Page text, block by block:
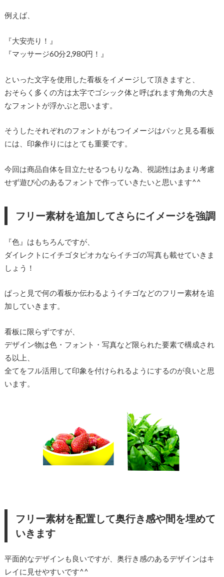
例えば、
『大安売り！』
『マッサージ60分2,980円！』
といった文字を使用した看板をイメージして頂きますと、
おそらく多くの方は太字でゴシック体と呼ばれます角角の大き
なフォントが浮かぶと思います。
そうしたそれぞれのフォントがもつイメージはパッと見る看板
には、印象作りにはとても重要です。
今回は商品自体を目立たせるつもりな為、視認性はあまり考慮
せず遊び心のあるフォントで作っていきたいと思います^^
フリー素材を追加してさらにイメージを強調
『色』はもちろんですが、
ダイレクトにイチゴタピオカならイチゴの写真も載せていきま
しょう！
ぱっと見で何の看板か伝わるようイチゴなどのフリー素材を追
加していきます。
看板に限らずですが、
デザイン物は色・フォント・写真など限られた要素で構成され
る以上、
全てをフル活用して印象を付けられるようにするのが良いと思
います。
フリー素材を配置して奥行き感や間を埋めて
いきます
平面的なデザインも良いですが、奥行き感のあるデザインはキ
レイに見せやすいです^^